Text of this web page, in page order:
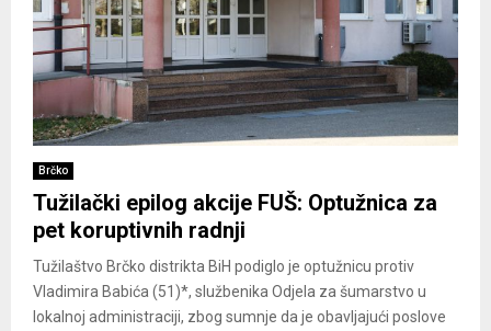
Brčko
Tužilački epilog akcije FUŠ: Optužnica za
pet koruptivnih radnji
Tužilaštvo Brčko distrikta BiH podiglo je optužnicu protiv
Vladimira Babića (51)*, službenika Odjela za šumarstvo u
lokalnoj administraciji, zbog sumnje da je obavljajući poslove